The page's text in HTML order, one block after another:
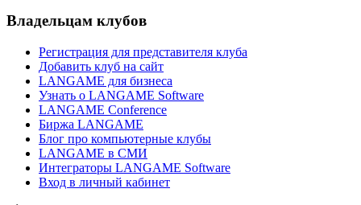
Владельцам клубов
Регистрация для представителя клуба
Добавить клуб на сайт
LANGAME для бизнеса
Узнать о LANGAME Software
LANGAME Conference
Биржа LANGAME
Блог про компьютерные клубы
LANGAME в СМИ
Интеграторы LANGAME Software
Вход в личный кабинет